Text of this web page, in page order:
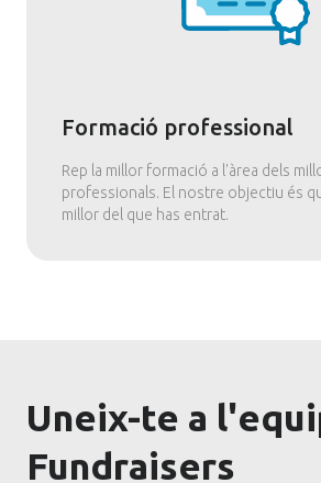
Formació professional
Rep la millor formació a l'àrea dels
professionals. El nostre objectiu és
millor del que has entrat.
Uneix-te a
Fundraisers